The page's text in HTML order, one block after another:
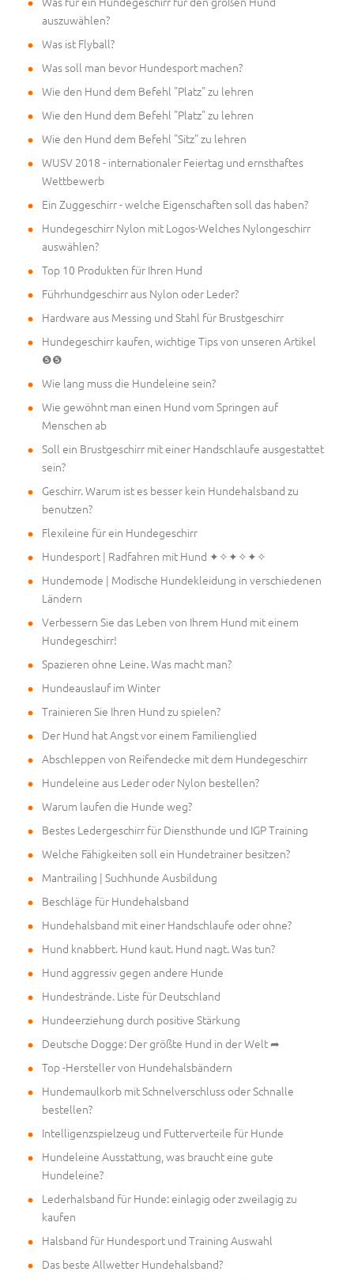
auszuwählen?
Was ist Flyball?
Was soll man bevor Hundesport machen?
Wie den Hund dem Befehl "Platz" zu lehren
Wie den Hund dem Befehl "Platz" zu lehren
Wie den Hund dem Befehl "Sitz" zu lehren
WUSV 2018 - internationaler Feiertag und ernsthaftes
Wettbewerb
Ein Zuggeschirr - welche Eigenschaften soll das haben?
Hundegeschirr Nylon mit Logos-Welches Nylongeschirr
auswählen?
Top 10 Produkten für Ihren Hund
Führhundgeschirr aus Nylon oder Leder?
Hardware aus Messing und Stahl für Brustgeschirr
Hundegeschirr kaufen, wichtige Tips von unseren Artikel
❺❺
Wie lang muss die Hundeleine sein?
Wie gewöhnt man einen Hund vom Springen auf
Menschen ab
Soll ein Brustgeschirr mit einer Handschlaufe ausgestattet
sein?
Geschirr. Warum ist es besser kein Hundehalsband zu
benutzen?
Flexileine für ein Hundegeschirr
Hundesport | Radfahren mit Hund ✦✧✦✧✦✧
Hundemode | Modische Hundekleidung in verschiedenen
Ländern
Verbessern Sie das Leben von Ihrem Hund mit einem
Hundegeschirr!
Spazieren ohne Leine. Was macht man?
Hundeauslauf im Winter
Trainieren Sie Ihren Hund zu spielen?
Der Hund hat Angst vor einem Familienglied
Abschleppen von Reifendecke mit dem Hundegeschirr
Hundeleine aus Leder oder Nylon bestellen?
Warum laufen die Hunde weg?
Bestes Ledergeschirr für Diensthunde und IGP Training
Welche Fähigkeiten soll ein Hundetrainer besitzen?
Mantrailing | Suchhunde Ausbildung
Beschläge für Hundehalsband
Hundehalsband mit einer Handschlaufe oder ohne?
Hund knabbert. Hund kaut. Hund nagt. Was tun?
Hund aggressiv gegen andere Hunde
Hundestrände. Liste für Deutschland
Hundeerziehung durch positive Stärkung
Deutsche Dogge: Der größte Hund in der Welt ➦
Top -Hersteller von Hundehalsbändern
Hundemaulkorb mit Schnelverschluss oder Schnalle
bestellen?
Intelligenzspielzeug und Futterverteile für Hunde
Hundeleine Ausstattung, was braucht eine gute
Hundeleine?
Lederhalsband für Hunde: einlagig oder zweilagig zu
kaufen
Halsband für Hundesport und Training Auswahl
Das beste Allwetter Hundehalsband?